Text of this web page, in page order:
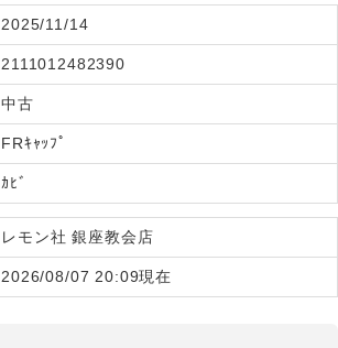
2025/11/14
2111012482390
中古
FRｷｬｯﾌﾟ
ｶﾋﾞ
レモン社 銀座教会店
2026/08/07 20:09現在